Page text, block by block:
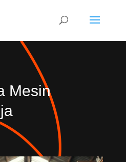
Mesin